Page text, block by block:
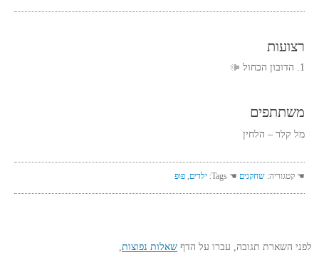
רצועות
1. הדובון הכחול
משתתפים
מל קלר – הלחין
☚ קטגוריה: שחקנים ☚ Tags: ילדים, פופ
לפני השארת תגובה, עברו על הדף שאלות נפוצות,